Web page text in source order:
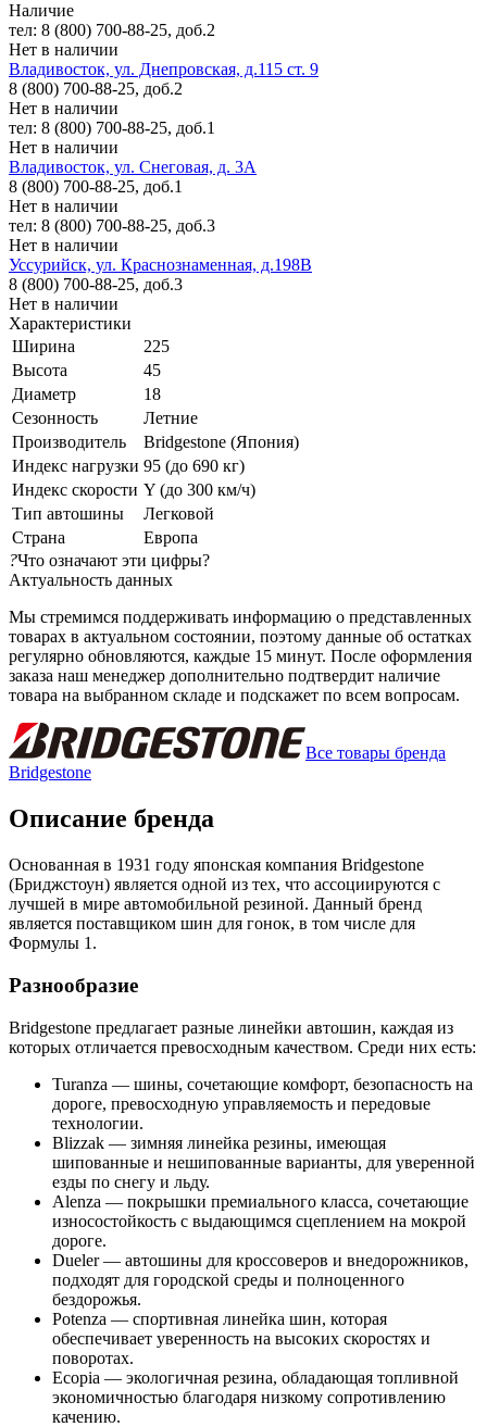
Наличие
тел: 8 (800) 700-88-25, доб.2
Нет в наличии
Владивосток, ул. Днепровская, д.115 ст. 9
8 (800) 700-88-25, доб.2
Нет в наличии
тел: 8 (800) 700-88-25, доб.1
Нет в наличии
Владивосток, ул. Снеговая, д. 3А
8 (800) 700-88-25, доб.1
Нет в наличии
тел: 8 (800) 700-88-25, доб.3
Нет в наличии
Уссурийск, ул. Краснознаменная, д.198В
8 (800) 700-88-25, доб.3
Нет в наличии
Характеристики
Ширина
225
Высота
45
Диаметр
18
Сезонность
Летние
Производитель
Bridgestone (Япония)
Индекс нагрузки 95 (до 690 кг)
Индекс скорости Y (до 300 км/ч)
Тип автошины
Легковой
Страна
Европа
?Что означают эти цифры?
Актуальность данных
Мы стремимся поддерживать информацию о представленных
товарах в актуальном состоянии, поэтому данные об остатках
регулярно обновляются, каждые 15 минут. После оформления
заказа наш менеджер дополнительно подтвердит наличие
товара на выбранном складе и подскажет по всем вопросам.
Все товары бренда
Bridgestone
Описание бренда
Основанная в 1931 году японская компания Bridgestone
(Бриджстоун) является одной из тех, что ассоциируются с
лучшей в мире автомобильной резиной. Данный бренд
является поставщиком шин для гонок, в том числе для
Формулы 1.
Разнообразие
Bridgestone предлагает разные линейки автошин, каждая из
которых отличается превосходным качеством. Среди них есть:
Turanza — шины, сочетающие комфорт, безопасность на
дороге, превосходную управляемость и передовые
технологии.
Blizzak — зимняя линейка резины, имеющая
шипованные и нешипованные варианты, для уверенной
езды по снегу и льду.
Alenza — покрышки премиального класса, сочетающие
износостойкость с выдающимся сцеплением на мокрой
дороге.
Dueler — автошины для кроссоверов и внедорожников,
подходят для городской среды и полноценного
бездорожья.
Potenza — спортивная линейка шин, которая
обеспечивает уверенность на высоких скоростях и
поворотах.
Ecopia — экологичная резина, обладающая топливной
экономичностью благодаря низкому сопротивлению
качению.